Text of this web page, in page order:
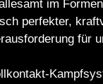
im
perfekter,
für